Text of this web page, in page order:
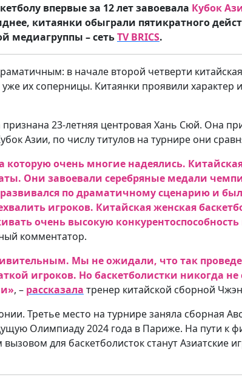
впервые за 12 лет завоевала Кубок
китаянки обыграли пятикратного
медиагруппы – сетьTV BRICS.
в начале второй четверти
их соперницы. Китаянки проявили характер
23-летняя центровая Хань Сюй. Она
Азии, по числу титулов на турнире они
очень многие надеялись.
Они завоевали серебряные медали
по драматичному сценарию и
игроков. Китайская женская
очень высокую
комментатор.
Мы не ожидали, что так
игроков. Но баскетболистки никогда
, – рассказала тренер китайской сборной
Третье место на турнире заняла сборная
Олимпиаду 2024 года в Париже. На пути к
для баскетболисток станут Азиатские